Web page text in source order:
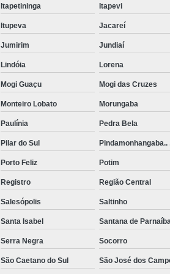
Rede de Esgoto Grande São
Rede de Esgoto Pluvial
Rede Fluvial e Esgoto
Rede
Serviço de Pavimentação de
Serviço de Pavimentação de
Serviço de Pavimentação em Concreto
Serviço de Pavimentação Externa
Serviço de Pavimentação
Terraplanagem com
Terraplanagem de
Terraplanagem e
Itapetininga Itapevi
Itupeva Jacareí
Jumirim Jundiaí
Lindóia Lorena
Mogi Guaçu Mogi das Cruzes
Monteiro Lobato Morungaba
Paulínia Pedra Bela
Pilar do Sul Pindamonhangaba..
Porto Feliz Potim
Registro Região Central
Salesópolis Saltinho
Santa Isabel Santana de
Serra Negra Socorro
São Caetano do Sul São José dos